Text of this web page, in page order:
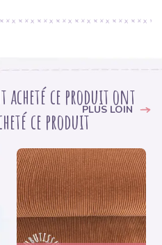
acheté ce produit ont
ce produitPLUS LOIN